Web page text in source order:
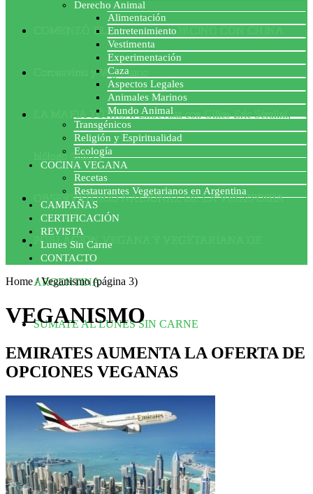
COMENZÓ EL ACUERDO PORCINO CON CHINA
Coronavirus y Veganismo
LA MAFIA TÓXICA: Entrevista con Gilles-Eric Séralini,
biólogo francés
OBSERVATORIO NACIONAL DE LA VEGEFOBIA
POBLACION VEGANA Y VEGETARIANA DE
ARGENTINA
SUMATE AL LUNES SIN CARNE
Derecho Animal
Alimentación
Entretenimiento
Vestimenta
Experimentación
Caza
Aspectos Legales
Animales Marinos
Mundo Animal
Transgénicos
Religión y Espiritualidad
Ecología
COCINA VEGANA
Recetas
Restaurantes Vegetarianos en Argentina
CAMPAÑAS
CERTIFICACIÓN
REVISTA
Lunes Sin Carne
CONTACTO
Home/Veganismo(página 3)
VEGANISMO
EMIRATES AUMENTA LA OFERTA DE
OPCIONES VEGANAS